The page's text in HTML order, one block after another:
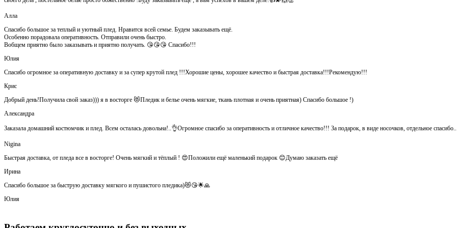
Алла
Спасибо большое за теплый и уютный плед. Нравится всей семье. Будем заказывать ещё.
Особенно порадовала оперативность. Отправили очень быстро.
Вобщем приятно было заказывать и приятно получать. 😘😘😘 Спасибо!!!
Юлия
Спасибо огромное за оперативную доставку и за супер крутой плед !!!Хорошие цены, хорошее качество и быстрая доставка!!!Рекомендую!!!
Крис
Добрый день!Получила свой заказ))) я в восторге 😻Пледик и белье очень мягкие, ткань плотная и очень приятная) Спасибо большое !)
Александра
Заказала домашний костюмчик и плед. Всем осталась довольна!..👌Огромное спасибо за оперативность и отличное качество!!! За подарок, в виде носочков, отдельное
Nigina
Быстрая доставка, от пледа все в восторге! Очень мягкий и тёплый ! 😍Положили ещё маленький подарок 😊Думаю заказать ещё
Ирина
Спасибо большое за быструю доставку мягкого и пушистого пледика)😻😘🌟🙏
Юлия